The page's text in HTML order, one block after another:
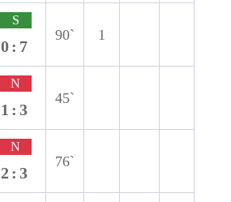
S
0:7
90` 1
N
1:3
45`
N
2:3
76`